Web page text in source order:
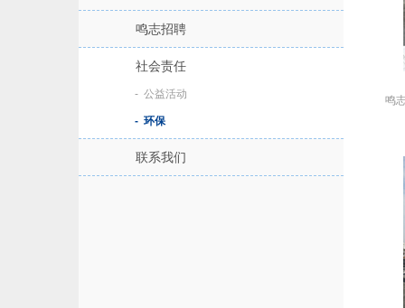
鸣志招聘
社会责任
公益活动
环保
联系我们
鸣